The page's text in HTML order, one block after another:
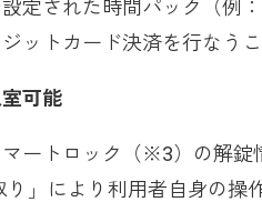
定された時間パック（例
ットカード決済を行なうこ
可能
ートロック（※3）の解錠
」により利用者自身の操